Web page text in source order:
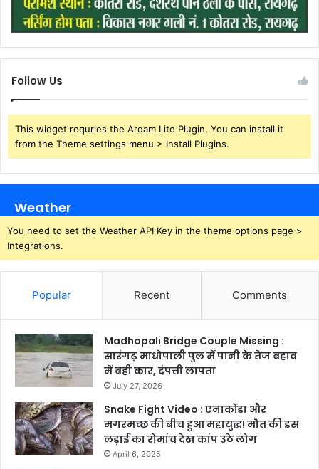
Follow Us
This widget requries the Arqam Lite Plugin, You can install it
from the Theme settings menu > Install Plugins.
Weather
You need to set the Weather API Key in the theme options page >
Integrations.
Popular Recent Comments
Madhopali Bridge Couple Missing :
सारंगढ़ माधोपाली पुल में पानी के तेज बहाव
में बही कार, दंपत्ती लापता
July 27, 2026
Snake Fight Video : एनाकोंडा और
मगरमच्छ की बीच हुआ महायुद्ध! मौत की इस
लड़ाई का रोमांच देख कांप उठे लोग
April 6, 2025